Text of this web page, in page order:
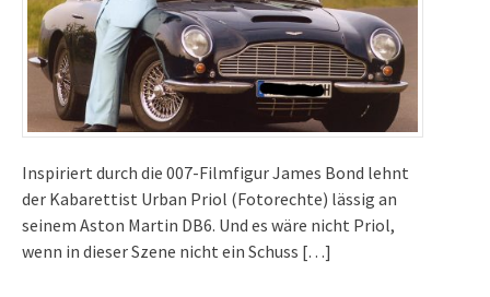
Inspiriert durch die 007-Filmfigur James Bond lehnt
der Kabarettist Urban Priol (Fotorechte) lässig an
seinem Aston Martin DB6. Und es wäre nicht Priol,
wenn in dieser Szene nicht ein Schuss […]